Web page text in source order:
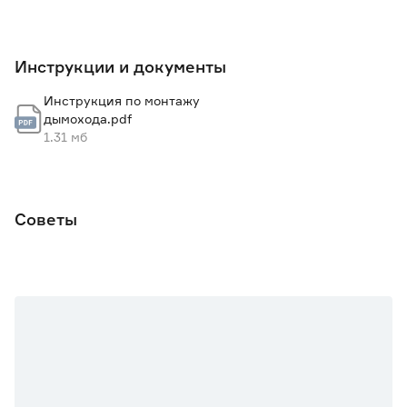
Инструкции и документы
Инструкция по монтажу
дымохода.pdf
1.31 мб
Советы